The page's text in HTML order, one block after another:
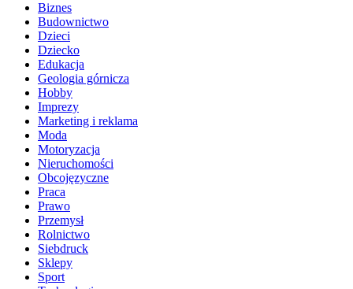
Biznes
Budownictwo
Dzieci
Dziecko
Edukacja
Geologia górnicza
Hobby
Imprezy
Marketing i reklama
Moda
Motoryzacja
Nieruchomości
Obcojęzyczne
Praca
Prawo
Przemysł
Rolnictwo
Siebdruck
Sklepy
Sport